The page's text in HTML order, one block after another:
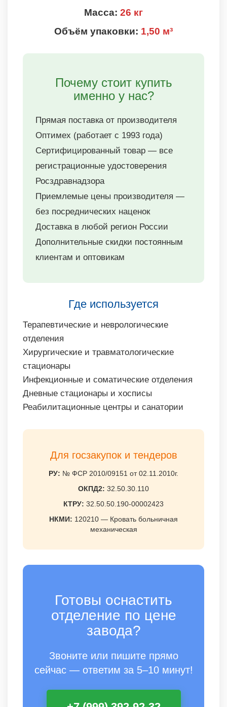
Масса: 26 кг
Объём упаковки: 1,50 м³
Почему стоит купить
именно у нас?
Прямая поставка от производителя
Оптимех (работает с 1993 года)
Сертифицированный товар — все
регистрационные удостоверения
Росздравнадзора
Приемлемые цены производителя —
без посреднических наценок
Доставка в любой регион России
Дополнительные скидки постоянным
клиентам и оптовикам
Где используется
Терапевтические и неврологические
отделения
Хирургические и травматологические
стационары
Инфекционные и соматические отделения
Дневные стационары и хосписы
Реабилитационные центры и санатории
Для госзакупок и тендеров
РУ: № ФСР 2010/09151 от 02.11.2010г.
ОКПД2: 32.50.30.110
КТРУ: 32.50.50.190-00002423
НКМИ: 120210 — Кровать больничная
механическая
Готовы оснастить
отделение по цене
завода?
Звоните или пишите прямо
сейчас — ответим за 5–10 минут!